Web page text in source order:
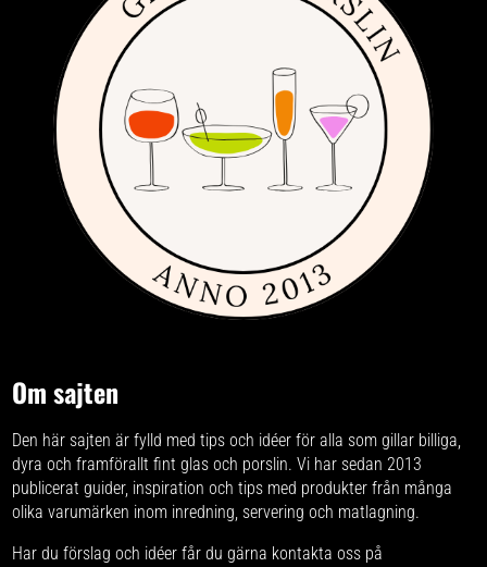
Om sajten
Den här sajten är fylld med tips och idéer för alla som gillar billiga,
dyra och framförallt fint glas och porslin. Vi har sedan 2013
publicerat guider, inspiration och tips med produkter från många
olika varumärken inom inredning, servering och matlagning.
Har du förslag och idéer får du gärna kontakta oss på